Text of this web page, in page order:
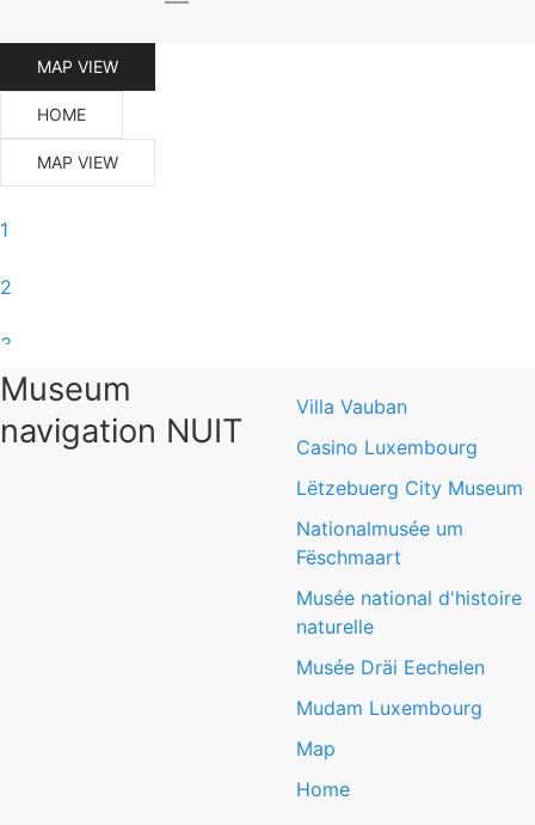
MAP VIEW
HOME
MAP VIEW
1
2
3
4
Nationalmusée um Fëschmaart
Nationalmusée um Fëschmaart
Museum
navigation NUIT
Villa Vauban
Casino Luxembourg
Lëtzebuerg City Museum
Nationalmusée um
Fëschmaart
Musée national d'histoire
naturelle
Musée Dräi Eechelen
Mudam Luxembourg
Map
Home